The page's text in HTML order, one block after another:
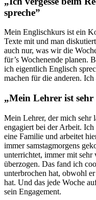
spreche”
Mein Englischkurs ist ein
Texte mit und man
auch nur, was wir die
für’s Wochenende planen.
ich eigentlich Englisch
machen für die anderen.
„Mein Lehrer ist sehr
Mein Lehrer, der mich sehr
engagiert bei der Arbeit. Ich
eine Familie und arbeitet
immer samstagmorgens
unterrichtet, immer mit
überzogen. Das fand ich
unterbrochen hat, obwohl
hat. Und das jede Woche
sein Engagement.